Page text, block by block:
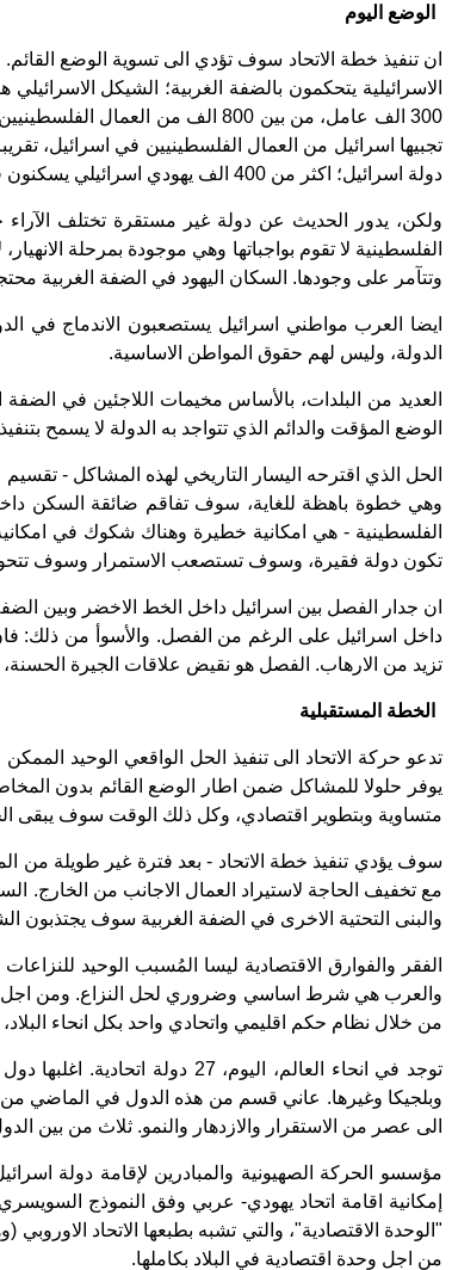
الوضع اليوم
ان تنفيذ خطة الاتحاد سوف تؤدي الى تسوية الوضع القائم.
300 الف عامل، من بين 800 الف
دولة اسرائيل؛ اكثر من 400 الف يهودي اسرائيلي يسكنون في 160 بلدة تقريبا في كل انحاء الضفة الغربية.
ولكن، يدور الحديث عن دولة غير مستقرة تختلف الآراء
الفلسطينية لا تقوم بواجباتها وهي موجودة بمرحلة
وتتآمر على وجودها. السكان اليهود في الضفة الغربية
ايضا العرب مواطني اسرائيل يستصعبون الاندماج في
الدولة، وليس لهم حقوق المواطن الاساسية.
العديد من البلدات، بالأساس مخيمات اللاجئين في الضفة
الوضع المؤقت والدائم الذي تتواجد به الدولة لا يسمح
الحل الذي اقترحه اليسار التاريخي لهذه المشاكل -
وهي خطوة باهظة للغاية، سوف تفاقم ضائقة السكن داخل
الفلسطينية - هي امكانية خطيرة وهناك شكوك في
تكون دولة فقيرة، وسوف تستصعب الاستمرار وسوف
ان جدار الفصل بين اسرائيل داخل الخط الاخضر وبين
داخل اسرائيل على الرغم من الفصل. والأسوأ من ذلك:
تزيد من الارهاب. الفصل هو نقيض علاقات الجيرة
الخطة المستقبلية
تدعو حركة الاتحاد الى تنفيذ الحل الواقعي الوحيد
يوفر حلولا للمشاكل ضمن اطار الوضع القائم بدون
متساوية وبتطوير اقتصادي، وكل ذلك الوقت سوف يبقى
سوف يؤدي تنفيذ خطة الاتحاد - بعد فترة غير طويلة من
مع تخفيف الحاجة لاستيراد العمال الاجانب من الخارج.
والبنى التحتية الاخرى في الضفة الغربية سوف يجتذبون
الفقر والفوارق الاقتصادية ليسا المُسبب الوحيد
والعرب هي شرط اساسي وضروري لحل النزاع. ومن اجل
من خلال نظام حكم اقليمي واتحادي واحد بكل انحاء
توجد في انحاء العالم،
وبلجيكا وغيرها. عاني قسم من هذه الدول في الماضي من
الى عصر من الاستقرار والازدهار والنمو. ثلاث من بين
مؤسسو الحركة الصهيونية والمبادرين لإقامة دولة
"الوحدة الاقتصادية"، والتي تشبه بطبعها الاتحاد
من اجل وحدة اقتصادية في البلاد بكاملها.